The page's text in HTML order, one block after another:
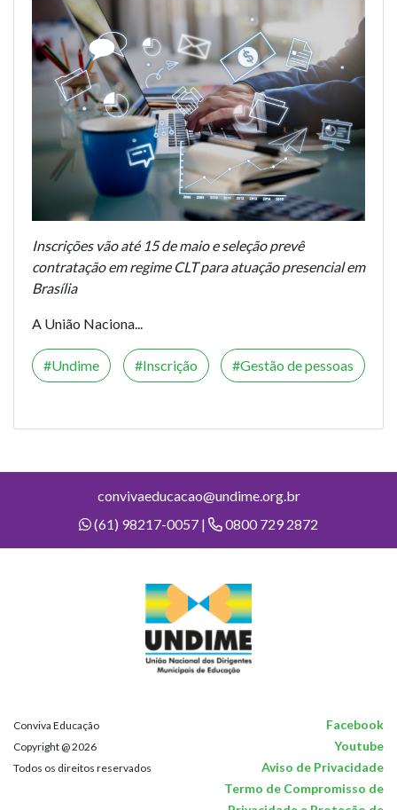
Inscrições vão até 15 de maio e seleção prevê
contratação em regime CLT para atuação presencial em
Brasília
A União Naciona...
Undime Inscrição Gestão de pessoas
convivaeducacao@undime.org.br
(61) 98217-0057 |
0800 729 2872
Conviva Educação Facebook
Copyright @ 2026 Youtube
Todos os direitos reservados
Aviso de Privacidade
Termo de Compromisso de